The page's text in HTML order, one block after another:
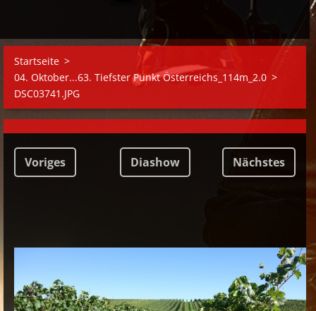
Startseite >
04. Oktober...63. Tiefster Punkt Österreichs_114m_2.0 >
DSC03741.JPG
Voriges Diashow Nächstes